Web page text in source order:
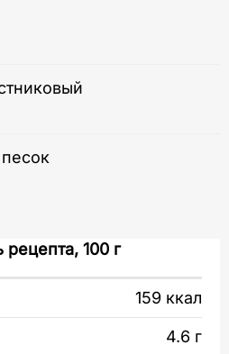
добавьте муку.
взбивая, влейте тонкой
100 г
159 ккал
4.6 г